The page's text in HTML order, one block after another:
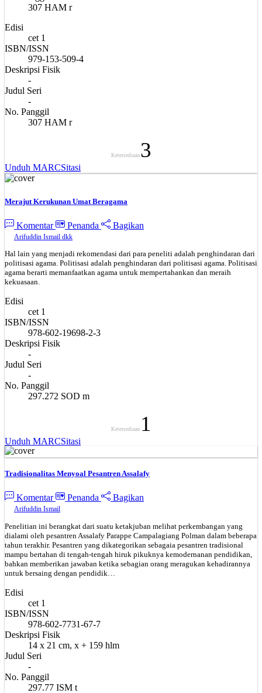
307 HAM r
Edisi
cet 1
ISBN/ISSN
979-153-509-4
Deskripsi Fisik
-
Judul Seri
-
No. Panggil
307 HAM r
Ketersediaan 3
Unduh MARCSitasi
Merajut Kerukunan Umat Beragama
Komentar Penanda Bagikan
Arifuddin Ismail dkk
Hal lain yang menjadi rekomendasi dari para peneliti adalah penghindaran dari
politisasi agama. Politisasi adalah penghindaran dari politisasi agama. Politisasi
agama berarti memanfaatkan agama untuk mempertahankan dan meraih
kekuasaan.
Edisi
cet 1
ISBN/ISSN
978-602-19698-2-3
Deskripsi Fisik
-
Judul Seri
-
No. Panggil
297.272 SOD m
Ketersediaan 1
Unduh MARCSitasi
Tradisionalitas Menyoal Pesantren Assalafy
Komentar Penanda Bagikan
Arifuddin Ismail
Penelitian ini berangkat dari suatu ketakjuban melihat perkembangan yang
dialami oleh pesantren Assalafy Parappe Campalagiang Polman dalam beberapa
tahun terakhir. Pesantren yang dikategorikan sebagaia pesantren tradisional
mampu bertahan di tengah-tengah hiruk pikuknya kemodernanan pendidikan,
bahkan memberikan jawaban ketika sebagian orang meragukan kehadirannya
untuk bersaing dengan pendidik…
Edisi
cet 1
ISBN/ISSN
978-602-7731-67-7
Deskripsi Fisik
14 x 21 cm, x + 159 hlm
Judul Seri
-
No. Panggil
297.77 ISM t